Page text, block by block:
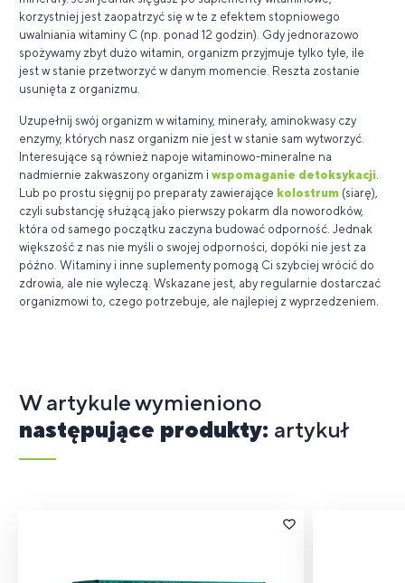
korzystniej jest zaopatrzyć się w te z efektem stopniowego
uwalniania witaminy C (np. ponad 12 godzin). Gdy jednorazowo
spożywamy zbyt dużo witamin, organizm przyjmuje tylko tyle, ile
jest w stanie przetworzyć w danym momencie. Reszta zostanie
usunięta z organizmu.
Uzupełnij swój organizm w witaminy, minerały, aminokwasy czy
enzymy, których nasz organizm nie jest w stanie sam wytworzyć.
Interesujące są również napoje witaminowo-mineralne na
nadmiernie zakwaszony organizm i wspomaganie detoksykacji
Lub po prostu sięgnij po preparaty zawierające kolostrum (siarę),
czyli substancję służącą jako pierwszy pokarm dla noworodków,
która od samego początku zaczyna budować odporność. Jednak
większość z nas nie myśli o swojej odporności, dopóki nie jest za
późno. Witaminy i inne suplementy pomogą Ci szybciej wrócić do
zdrowia, ale nie wyleczą. Wskazane jest, aby regularnie dostarczać
organizmowi to, czego potrzebuje, ale najlepiej z wyprzedzeniem.
W artykule wymieniono
następujące produkty: artykuł